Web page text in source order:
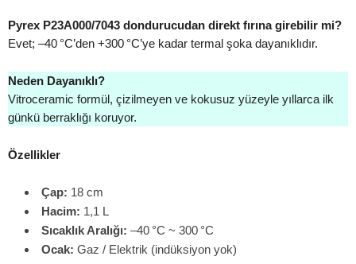
Pyrex P23A000/7043 dondurucudan direkt fırına girebilir mi?
Evet; –40 °C’den +300 °C’ye kadar termal şoka dayanıklıdır.
Neden Dayanıklı?
Vitroceramic formül, çizilmeyen ve kokusuz yüzeyle yıllarca ilk
günkü berraklığı koruyor.
Özellikler
Çap: 18 cm
Hacim: 1,1 L
Sıcaklık Aralığı: –40 °C ~ 300 °C
Ocak: Gaz / Elektrik (indüksiyon yok)